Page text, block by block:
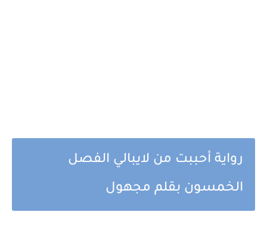
رواية أحببت من لايبالي الفصل
الخمسون بقلم مجهول